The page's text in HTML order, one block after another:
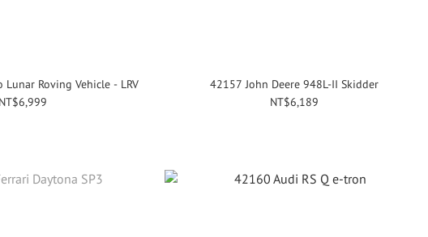
Lunar Roving Vehicle - LRV
42157 John Deere 948L-II Skidder
NT$6,189